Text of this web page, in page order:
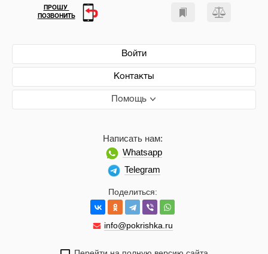
Войти
Контакты
Помощь
Поделиться:
info@pokrishka.ru
Написать нам:
Whatsapp
Telegram
ПРОШУ
ПОЗВОНИТЬ